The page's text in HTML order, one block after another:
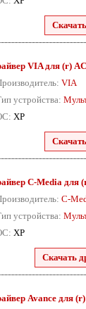
VIA для (r)
VIA
устройства:
XP
C-Media для
C-
устройства:
XP
Скачать
Avance для